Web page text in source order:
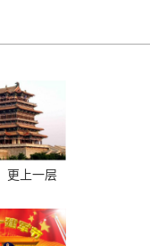
更上一层